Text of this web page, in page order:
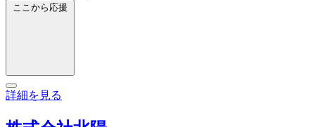
ここから応援
詳細を見る